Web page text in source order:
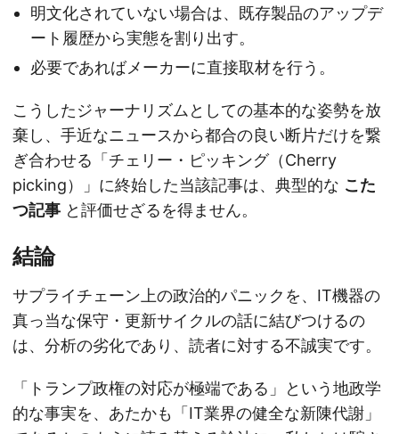
明文化されていない場合は、既存製品のアップデ
ート履歴から実態を割り出す。
必要であればメーカーに直接取材を行う。
こうしたジャーナリズムとしての基本的な姿勢を放
棄し、手近なニュースから都合の良い断片だけを繋
ぎ合わせる「チェリー・ピッキング（Cherry
picking）」に終始した当該記事は、典型的な こた
つ記事 と評価せざるを得ません。
結論
サプライチェーン上の政治的パニックを、IT機器の
真っ当な保守・更新サイクルの話に結びつけるの
は、分析の劣化であり、読者に対する不誠実です。
「トランプ政権の対応が極端である」という地政学
的な事実を、あたかも「IT業界の健全な新陳代謝」